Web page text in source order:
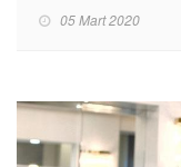
05 Mart 2020